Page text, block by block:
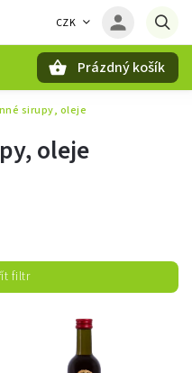
CZK
Prázdný košík
sirupy, oleje
oleje
filtr